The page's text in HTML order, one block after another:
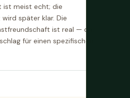
ist meist echt; die
später klar. Die
ist real — das
für einen spezifischen